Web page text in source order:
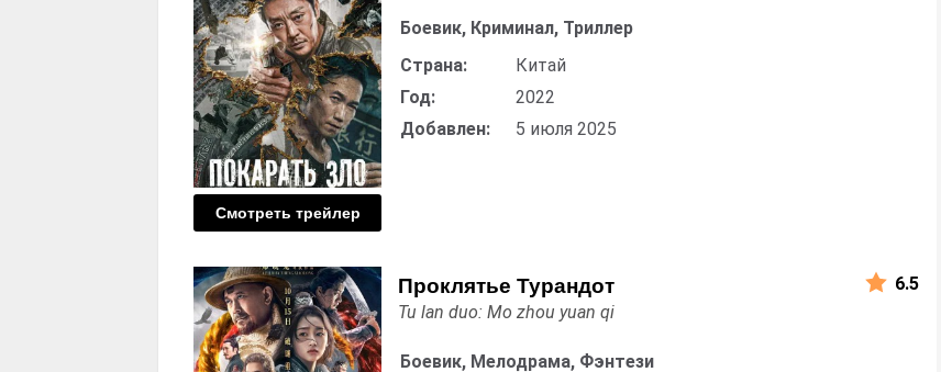
Смотреть трейлер
Боевик, Криминал, Триллер
Страна:
Китай
Год:
2022
Добавлен:
5 июля 2025
Проклятье Турандот
Tu lan duo: Mo zhou yuan qi
Боевик, Мелодрама, Фэнтези
6.5